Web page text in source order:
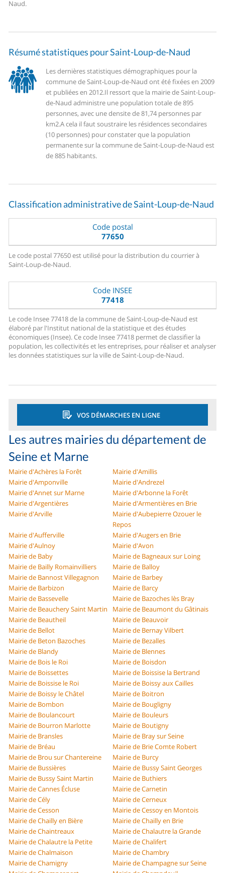
Naud.
Résumé statistiques pour Saint-Loup-de-Naud
Les dernières statistiques démographiques pour la
commune de Saint-Loup-de-Naud ont été fixées en 2009
et publiées en 2012.Il ressort que la mairie de Saint-Loup-
de-Naud administre une population totale de 895
personnes, avec une densite de 81,74 personnes par
km2.A cela il faut soustraire les résidences secondaires
(10 personnes) pour constater que la population
permanente sur la commune de Saint-Loup-de-Naud est
de 885 habitants.
Classification administrative de Saint-Loup-de-Naud
Code postal
77650
Le code postal 77650 est utilisé pour la distribution du courrier à
Saint-Loup-de-Naud.
Code INSEE
77418
Le code Insee 77418 de la commune de Saint-Loup-de-Naud est
élaboré par l'Institut national de la statistique et des études
économiques (Insee). Ce code Insee 77418 permet de classifier la
population, les collectivités et les entreprises, pour réaliser et analyser
les données statistiques sur la ville de Saint-Loup-de-Naud.
VOS DÉMARCHES EN LIGNE
Les autres mairies du département de
Seine et Marne
Mairie d'Achères la Forêt
Mairie d'Amillis
Mairie d'Amponville
Mairie d'Andrezel
Mairie d'Annet sur Marne
Mairie d'Arbonne la Forêt
Mairie d'Argentières
Mairie d'Armentières en Brie
Mairie d'Arville
Mairie d'Aubepierre Ozouer le
Repos
Mairie d'Aufferville
Mairie d'Augers en Brie
Mairie d'Aulnoy
Mairie d'Avon
Mairie de Baby
Mairie de Bagneaux sur Loing
Mairie de Bailly Romainvilliers
Mairie de Balloy
Mairie de Bannost Villegagnon
Mairie de Barbey
Mairie de Barbizon
Mairie de Barcy
Mairie de Bassevelle
Mairie de Bazoches lès Bray
Mairie de Beauchery Saint Martin
Mairie de Beaumont du Gâtinais
Mairie de Beautheil
Mairie de Beauvoir
Mairie de Bellot
Mairie de Bernay Vilbert
Mairie de Beton Bazoches
Mairie de Bezalles
Mairie de Blandy
Mairie de Blennes
Mairie de Bois le Roi
Mairie de Boisdon
Mairie de Boissettes
Mairie de Boissise la Bertrand
Mairie de Boissise le Roi
Mairie de Boissy aux Cailles
Mairie de Boissy le Châtel
Mairie de Boitron
Mairie de Bombon
Mairie de Bougligny
Mairie de Boulancourt
Mairie de Bouleurs
Mairie de Bourron Marlotte
Mairie de Boutigny
Mairie de Bransles
Mairie de Bray sur Seine
Mairie de Bréau
Mairie de Brie Comte Robert
Mairie de Brou sur Chantereine
Mairie de Burcy
Mairie de Bussières
Mairie de Bussy Saint Georges
Mairie de Bussy Saint Martin
Mairie de Buthiers
Mairie de Cannes Écluse
Mairie de Carnetin
Mairie de Cély
Mairie de Cerneux
Mairie de Cesson
Mairie de Cessoy en Montois
Mairie de Chailly en Bière
Mairie de Chailly en Brie
Mairie de Chaintreaux
Mairie de Chalautre la Grande
Mairie de Chalautre la Petite
Mairie de Chalifert
Mairie de Chalmaison
Mairie de Chambry
Mairie de Chamigny
Mairie de Champagne sur Seine